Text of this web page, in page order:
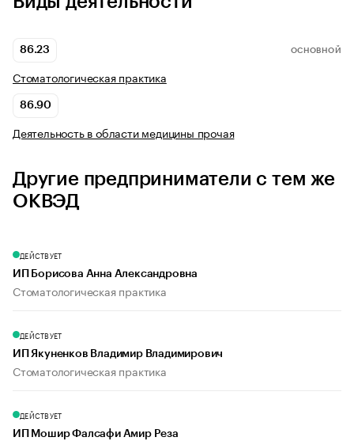
86.23 ОСНОВНОЙ
Стоматологическая практика
86.90
Деятельность в области медицины прочая
Другие предприниматели с тем же
ОКВЭД
ДЕЙСТВУЕТ
ИП Борисова Анна Александровна
Стоматологическая практика
ДЕЙСТВУЕТ
ИП Якуненков Владимир Владимирович
Стоматологическая практика
ДЕЙСТВУЕТ
ИП Мошир Фалсафи Амир Реза